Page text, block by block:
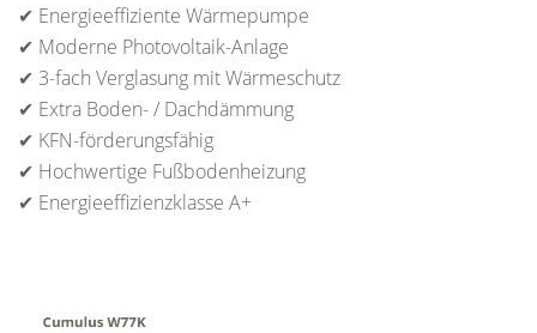
✔ Energieeffiziente Wärmepumpe
✔ Moderne Photovoltaik-Anlage
✔ 3-fach Verglasung mit Wärmeschutz
✔ Extra Boden- / Dachdämmung
✔ KFN-förderungsfähig
✔ Hochwertige Fußbodenheizung
✔ Energieeffizienzklasse A+